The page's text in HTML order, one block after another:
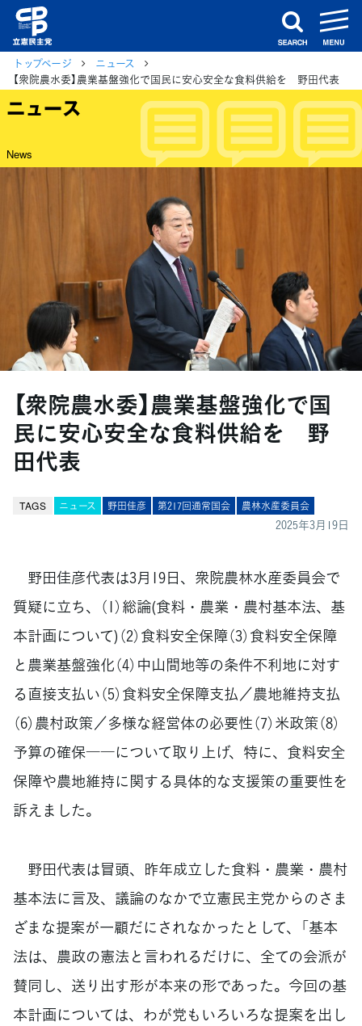
search
トップページ
ニュース
【衆院農水委】農業基盤強化で国民に安心安全な食料供給を 野田代表
ニュース
News
【衆院農水委】農業基盤強化で国
民に安心安全な食料供給を 野
田代表
TAGS ニュース 野田佳彦 第217回通常国会 農林水産委員会
2025年3月19日
野田佳彦代表は3月19日、衆院農林水産委員会で
質疑に立ち、（1）総論(食料・農業・農村基本法、基
本計画について)（2）食料安全保障（3）食料安全保障
と農業基盤強化（4）中山間地等の条件不利地に対す
る直接支払い（5）食料安全保障支払／農地維持支払
（6）農村政策／多様な経営体の必要性（7）米政策（8）
予算の確保――について取り上げ、特に、食料安全
保障や農地維持に関する具体的な支援策の重要性を
訴えました。
野田代表は冒頭、昨年成立した食料・農業・農村
基本法に言及、議論のなかで立憲民主党からのさま
ざまな提案が一顧だにされなかったとして、「基本
法は、農政の憲法と言われるだけに、全ての会派が
賛同し、送り出す形が本来の形であった。今回の基
本計画については、わが党もいろいろな提案を出し